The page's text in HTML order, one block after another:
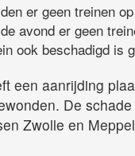
er geen treinen
avond er geen
ook beschadigd is
een aanrijding
De
Zwolle en